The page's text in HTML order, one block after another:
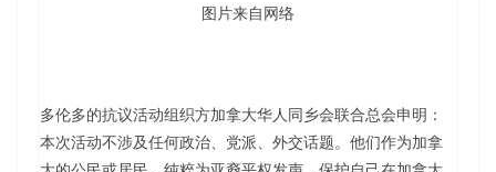
图片来自网络
多伦多的抗议活动组织方加拿大华人同乡会联合总会申明：
本次活动不涉及任何政治、党派、外交话题。他们作为加拿